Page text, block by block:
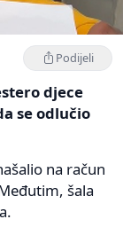
Podijeli
djece
se odlučio
na račun
šala